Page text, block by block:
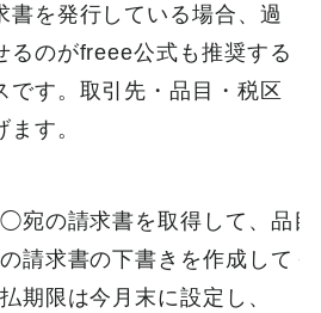
書を発行している場合、過
るのがfreee公式も推奨する
です。取引先・品目・税区
す。
の請求書を取得して、品
請求書の下書きを作成して
期限は今月末に設定し、